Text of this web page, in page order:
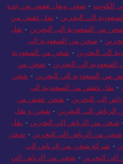
الكويت - شحن ونقل عفش من جدة
الي البحرين - نقل عفش من
من السعودية إلى البحرين - نقل
- شحن من السعودية الى
الي البحرين - شحن من السعودية
الي البحرين - شحن من
من السعودية الي البحرين - شحن
- نقل عفش من السعودية الي
إلى البحرين - شحن عفش من
الى البحرين - شحن و نقل
شحن من الرياض الي البحرين - نقل
شحن من الرياض الى البحرين - شحن
- شركة شحن من الرياض الي
البحرين - شحن من الرياض الي